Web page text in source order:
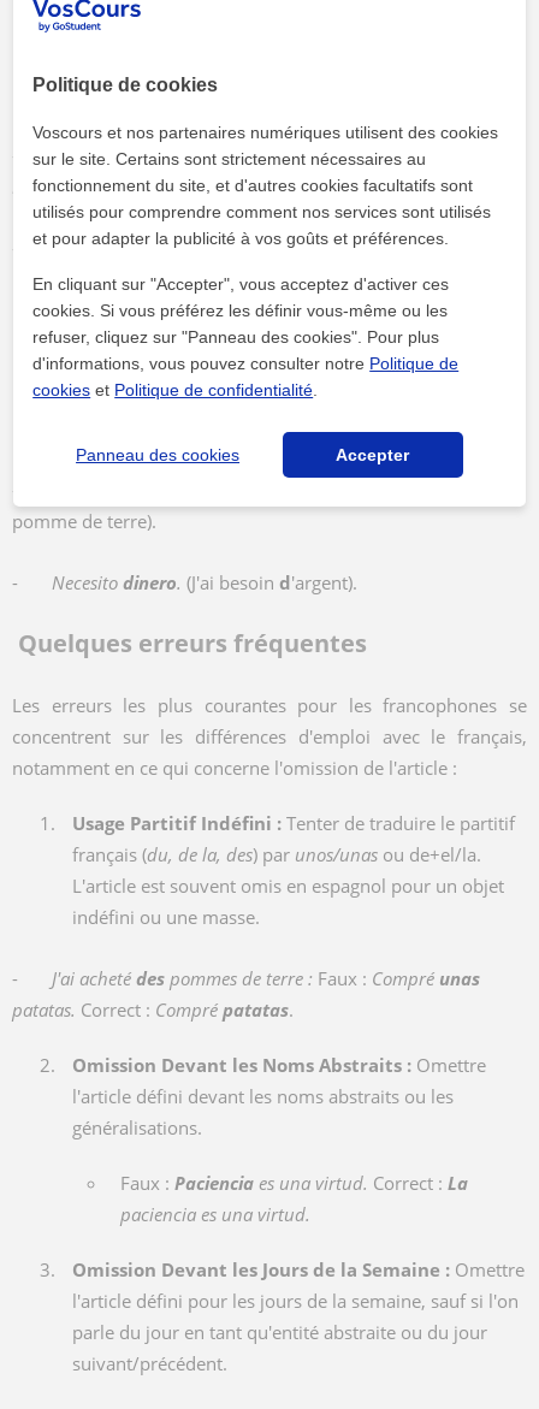
Nom de Profession, Nationalité, Religion (après
un complément.
-Mi padre esmédico.(Mon père estmédecin-
médico).
- Soy español (Je suisespagnol).
Complément Direct/Objet Indéfini Pluriel
(Absence d'article partitif) :En espagnol, l'article
indéfini pluriel (unos/unas) est souvent omis devant
des noms qui renvoient à une quantité indéfinie ou
non comptable (fonction partitive).
pomme de terre).
- Necesito dinero. (J'ai besoin d'argent).
Quelques erreurs fréquentes
Les erreurs les plus courantes pour les francophones se
concentrent sur les différences d'emploi avec le français,
notamment en ce qui concerne l'omission de l'article :
Usage Partitif Indéfini : Tenter de traduire le partitif
français (du, de la, des) par unos/unas ou de+el/la.
L'article est souvent omis en espagnol pour un objet
indéfini ou une masse.
- J'ai acheté des pommes de terre : Faux : Compré unas
patatas. Correct : Compré patatas.
Omission Devant les Noms Abstraits : Omettre
l'article défini devant les noms abstraits ou les
généralisations.
Faux : Paciencia es una virtud. Correct : La
paciencia es una virtud.
Omission Devant les Jours de la Semaine : Omettre
l'article défini pour les jours de la semaine, sauf si l'on
parle du jour en tant qu'entité abstraite ou du jour
suivant/précédent.
Politique de cookies
Voscours et nos partenaires numériques utilisent des cookies
sur le site. Certains sont strictement nécessaires au
fonctionnement du site, et d'autres cookies facultatifs sont
utilisés pour comprendre comment nos services sont utilisés
et pour adapter la publicité à vos goûts et préférences.
En cliquant sur "Accepter", vous acceptez d'activer ces
cookies. Si vous préférez les définir vous-même ou les
refuser, cliquez sur "Panneau des cookies". Pour plus
d'informations, vous pouvez consulter notre Politique de
cookies et Politique de confidentialité
Panneau des cookies Accepter